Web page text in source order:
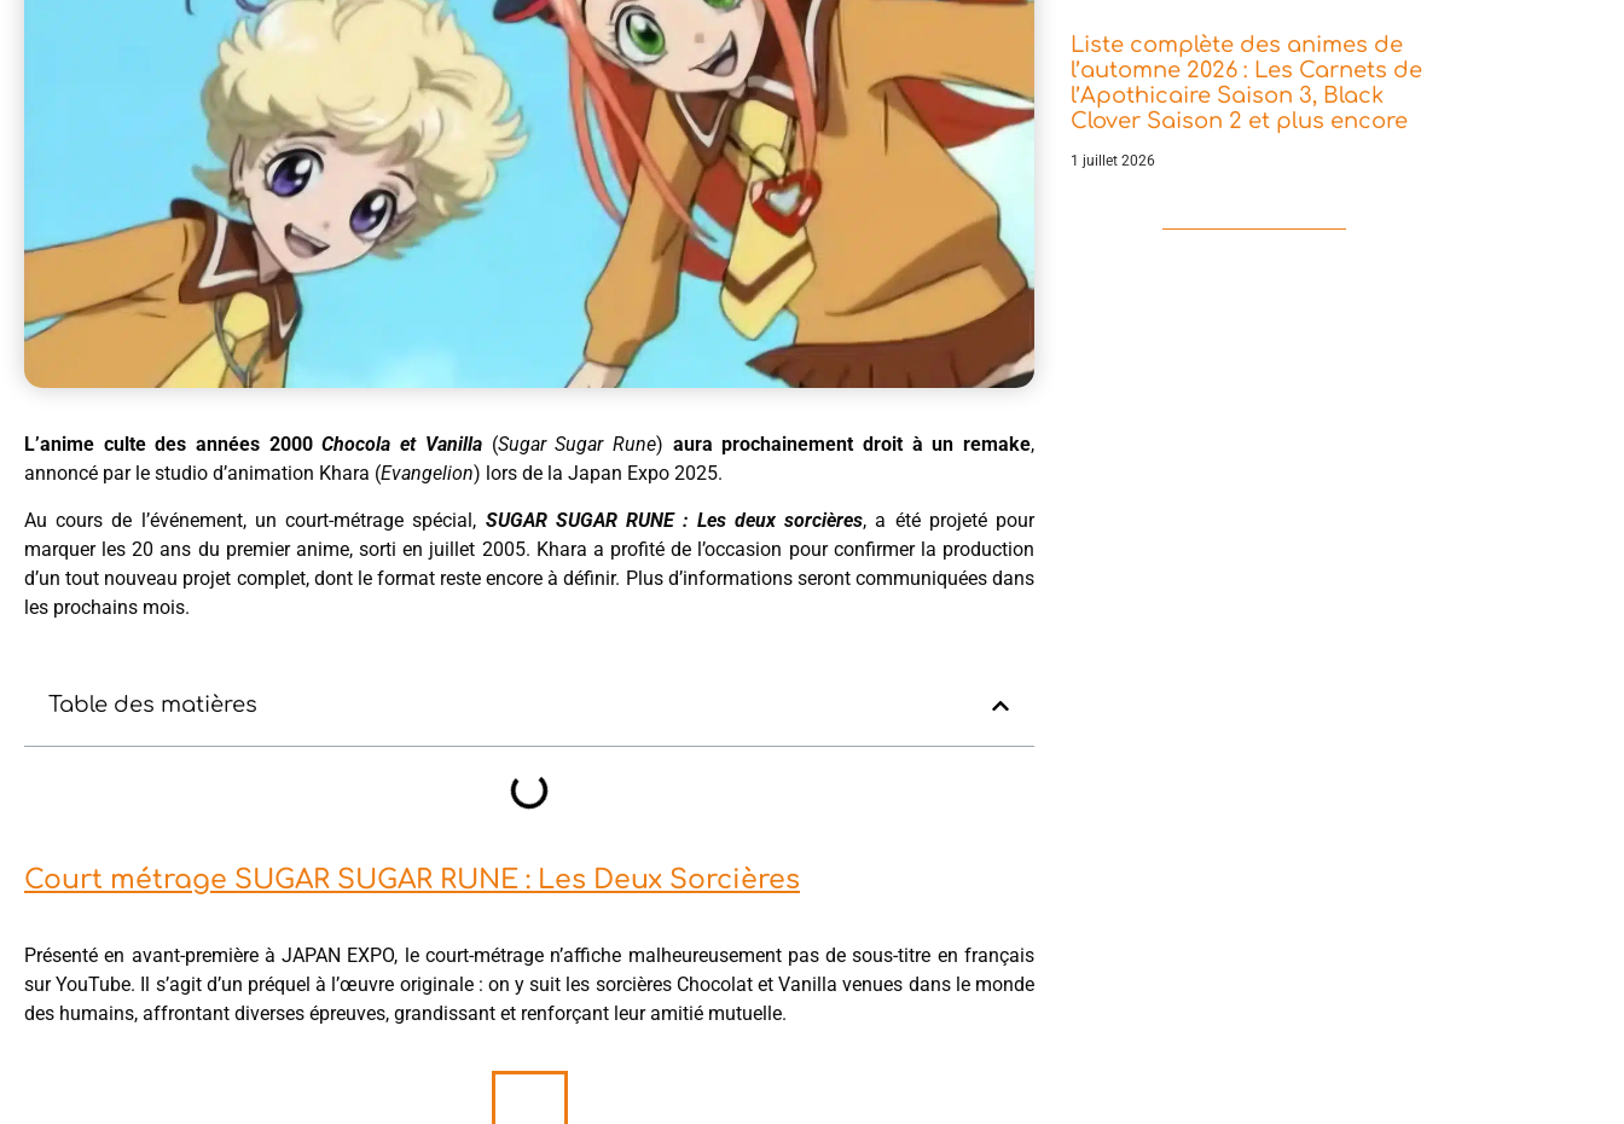
L’anime culte des années 2000Chocola et Vanilla (Sugar Sugar Rune) aura prochainement droit à un remake,
annoncé par le studio d’animation Khara (Evangelion) lors de la Japan Expo 2025.
Au cours de l’événement, un court-métrage spécial, SUGAR SUGAR RUNE : Les deux sorcières, a été projeté pour
marquer les 20 ans du premier anime, sorti en juillet 2005. Khara a profité de l’occasion pour confirmer la production
d’un tout nouveau projet complet, dont le format reste encore à définir. Plus d’informations seront communiquées dans
les prochains mois.
Table des matières
Court métrage SUGAR SUGAR RUNE : Les Deux Sorcières
Présenté en avant-première à JAPAN EXPO, le court-métrage n’affiche malheureusement pas de sous-titre en français
sur YouTube. Il s’agit d’un préquel à l’œuvre originale : on y suit les sorcières Chocolat et Vanilla venues dans le monde
des humains, affrontant diverses épreuves, grandissant et renforçant leur amitié mutuelle.
Liste complète des animes de
l’automne 2026 : Les Carnets de
l’Apothicaire Saison 3, Black
Clover Saison 2 et plus encore
1 juillet 2026